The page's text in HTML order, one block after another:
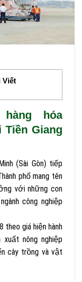
Viết
hàng hóa
Giang
(Sài Gòn) tiếp
phố mang tên
với những con
công nghiệp
theo giá hiện hành
nông nghiệp
cây trồng và vật